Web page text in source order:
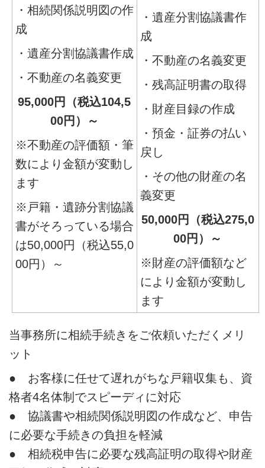
・相続関係説明図の作
成
・遺産分割協議書作成
・不動産の名義変更
95,000円（税込104,5
00円）～
※不動産の評価額・筆
数により金額が変動し
ます
※戸籍・遺跡分割協議
書がそろっている場合
は50,000円（税込55,0
00円）～
・遺産分割協議書作
成
・不動産の名義変更
・残高証明書の取得
・財産目録の作成
・預金・証券の払い
戻し
・その他の財産の名
義変更
50,000円（税込275,0
00円）～
※財産の評価額など
により金額が変動し
ます
当事務所に相続手続きをご依頼いただくメリ
ット
● お客様に任せて遅れがちな戸籍収集も、資
格者4名体制でスピーディに対応
● 協議書や相続関係説明図の作成など、申告
に必要な手続きの負担を軽減
● 相続税申告に必要な残高証明の取得や財産